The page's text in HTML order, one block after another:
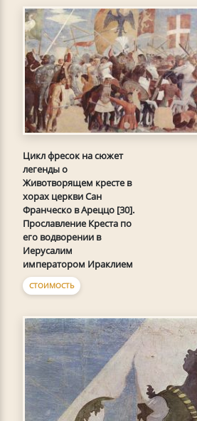
Цикл фресок на сюжет
легенды о
Животворящем кресте в
хорах церкви Сан
Франческо в Ареццо [30].
Прославление Креста по
его водворении в
Иерусалим
императором Ираклием
СТОИМОСТЬ